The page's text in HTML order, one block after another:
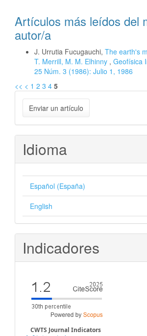
Artículos más leídos del
autor/a
J. Urrutia Fucugauchi, The earth's
T. Merrill, M. M. Elhinny , Geofísica
25 Núm. 3 (1986): Julio 1, 1986
<< < 1 2 3 4 5
Enviar
un
artículo
Enviar un artículo
Idioma
Español (España)
English
Indicadores
CWTS Journal Indicators